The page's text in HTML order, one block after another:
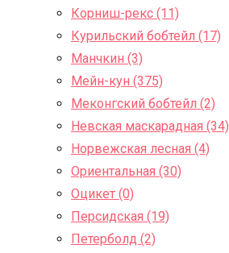
Корниш-рекс (11)
Курильский бобтейл (17)
Манчкин (3)
Мейн-кун (375)
Меконгский бобтейл (2)
Невская маскарадная (34)
Норвежская лесная (4)
Ориентальная (30)
Оцикет (0)
Персидская (19)
Петерболд (2)